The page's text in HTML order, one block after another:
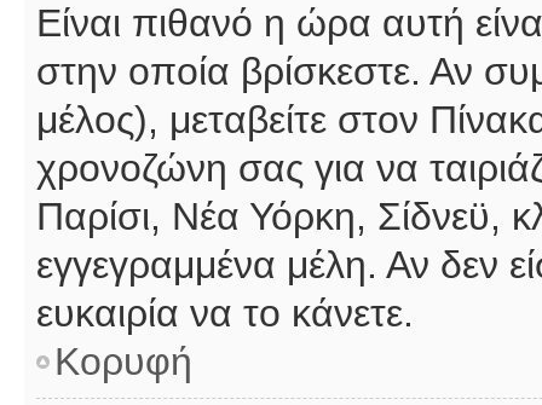
Είναι πιθανό η ώρα αυτή
στην οποία βρίσκεστε. Αν
μέλος), μεταβείτε στον
χρονοζώνη σας για να
Παρίσι, Νέα Υόρκη, Σίδνεϋ,
εγγεγραμμένα μέλη. Αν δεν
ευκαιρία να το κάνετε.
Κορυφή